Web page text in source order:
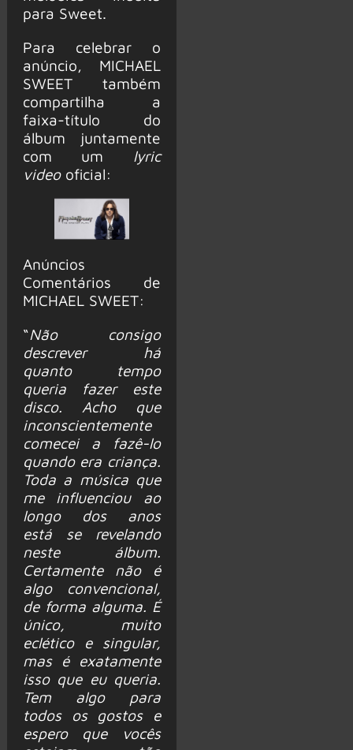
para Sweet.
Para celebrar o
anúncio, MICHAEL
SWEET também
compartilha a
faixa-título do
álbum juntamente
com um lyric
videooficial:
Anúncios
Comentários de
MICHAEL SWEET:
“Não consigo
descrever há
quanto tempo
queria fazer este
disco. Acho que
inconscientemente
comecei a fazê-lo
quando era criança.
Toda a música que
me influenciou ao
longo dos anos
está se revelando
neste álbum.
Certamente não é
algo convencional,
de forma alguma. É
único, muito
eclético e singular,
mas é exatamente
isso que eu queria.
Tem algo para
todos os gostos e
espero que vocês